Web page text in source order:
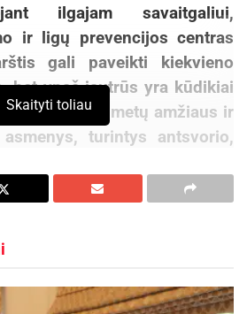
ilgajam savaitgaliui,
ir ligų prevencijos centras
gali paveikti kiekvieno
bet ypač jautrūs yra kūdikiai
amžiaus, 65 metų amžiaus ir
turintys antsvorio,
(endokrininėmis, inkstų,
(deguonies bado), ir ragina
savo ir artimųjų sveikatai.
Skaityti toliau